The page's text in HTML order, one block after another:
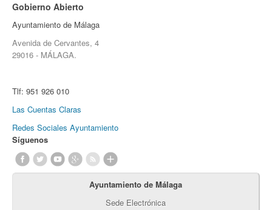
Gobierno Abierto
Ayuntamiento de Málaga
Avenida de Cervantes, 4
29016 - MÁLAGA.
Tlf: 951 926 010
Las Cuentas Claras
Redes Sociales Ayuntamiento
Síguenos
Ayuntamiento de Málaga
Sede Electrónica